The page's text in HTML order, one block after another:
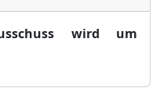
wird um